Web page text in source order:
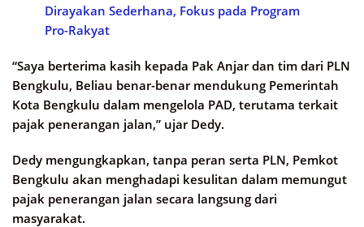
Dirayakan Sederhana, Fokus pada Program
Pro-Rakyat
“Saya berterima kasih kepada Pak Anjar dan tim dari PLN
Bengkulu, Beliau benar-benar mendukung Pemerintah
Kota Bengkulu dalam mengelola PAD, terutama terkait
pajak penerangan jalan,” ujar Dedy.
Dedy mengungkapkan, tanpa peran serta PLN, Pemkot
Bengkulu akan menghadapi kesulitan dalam memungut
pajak penerangan jalan secara langsung dari
masyarakat.